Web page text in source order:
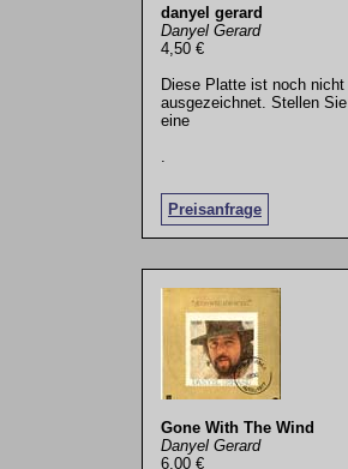
danyel gerard
Danyel Gerard
4,50 €
Diese Platte ist noch nicht
ausgezeichnet. Stellen Sie
eine
Preisanfrage
.
Gone With The Wind
Danyel Gerard
6,00 €